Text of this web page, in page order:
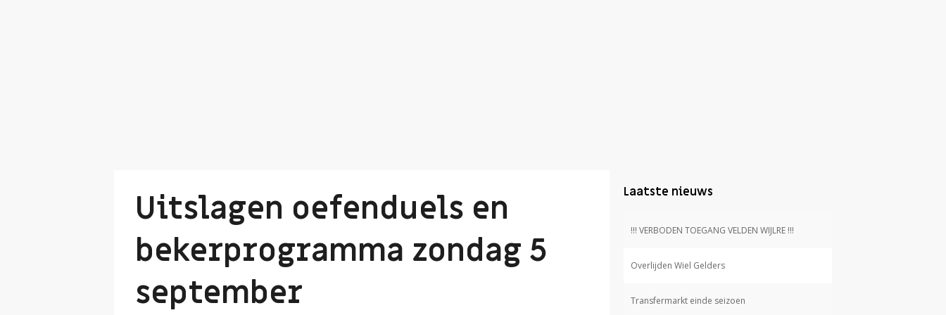
Uitslagen oefenduels en
bekerprogramma zondag 5
september
Laatste nieuws
!!! VERBODEN TOEGANG VELDEN WIJLRE !!!
Overlijden Wiel Gelders
Transfermarkt einde seizoen